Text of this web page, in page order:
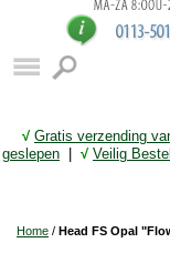
√ Gratis verzending
geslepen
√ Veilig
Home / Head FS Opal